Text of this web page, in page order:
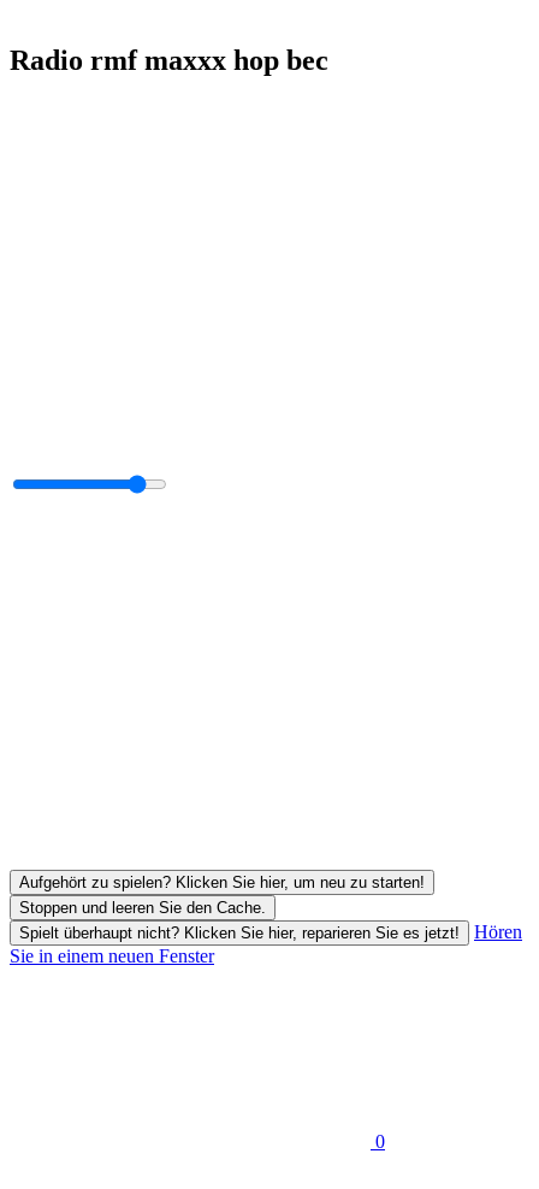
Radio rmf maxxx hop bec
Aufgehört zu spielen? Klicken Sie hier, um neu zu starten!
Stoppen und leeren Sie den Cache.
Spielt überhaupt nicht? Klicken Sie hier, reparieren Sie es jetzt!
Hören
Sie in einem neuen Fenster
0